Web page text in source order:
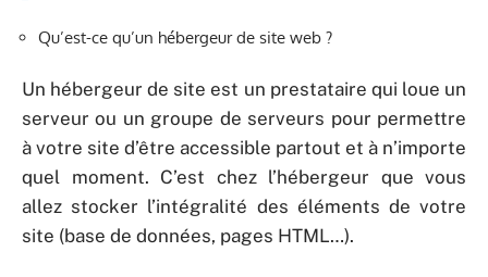
Qu’est-ce qu’un hébergeur de site web ?
Un hébergeur de site est un prestataire qui loue un
serveur ou un groupe de serveurs pour permettre
à votre site d’être accessible partout et à n’importe
quel moment. C’est chez l’hébergeur que vous
allez stocker l’intégralité des éléments de votre
site (base de données, pages HTML…).